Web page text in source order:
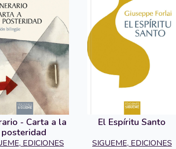
- Carta a la
posteridad
EDICIONES
El Espíritu Santo
SIGUEME, EDICIONES